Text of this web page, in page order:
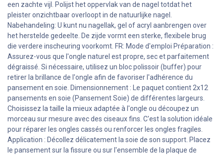
een zachte vijl. Polijst het oppervlak van de nagel totdat het
pleister onzichtbaar overloopt in de natuurlijke nagel.
Nabehandeling: U kunt nu nagellak, gel of acryl aanbrengen over
het herstelde gedeelte. De zijde vormt een sterke, flexibele brug
die verdere inscheuring voorkomt. FR: Mode d'emploi Préparation :
Assurez-vous que l'ongle naturel est propre, sec et parfaitement
dégraissé. Si nécessaire, utilisez un bloc polissoir (buffer) pour
retirer la brillance de l'ongle afin de favoriser l'adhérence du
pansement en soie. Dimensionnement : Le paquet contient 2x12
pansements en soie (Pansement Soie) de différentes largeurs.
Choisissez la taille la mieux adaptée à l'ongle ou découpez un
morceau sur mesure avec des ciseaux fins. C'est la solution idéale
pour réparer les ongles cassés ou renforcer les ongles fragiles.
Application : Décollez délicatement la soie de son support. Placez
le pansement sur la fissure ou sur l'ensemble de la plaque de